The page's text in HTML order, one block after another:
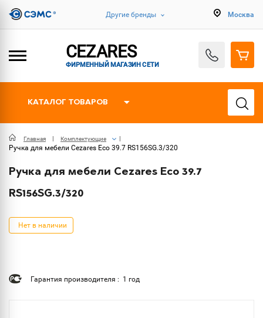
Другие бренды Москва
CEZARES
ФИРМЕННЫЙ МАГАЗИН СЕТИ
КАТАЛОГ ТОВАРОВ
Главная Комплектующие
Ручка для мебели Cezares Eco 39.7 RS156SG.3/320
Ручка для мебели Cezares Eco 39.7
RS156SG.3/320
Нет в наличии
Гарантия производителя : 1 год